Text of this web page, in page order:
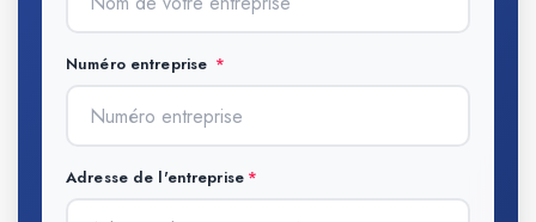
Numéro entreprise
Adresse de l'entreprise